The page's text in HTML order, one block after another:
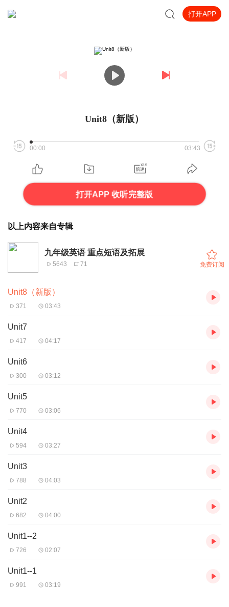
打开APP
Unit8（新版）
00:00 03:43
打开APP 收听完整版
以上内容来自专辑
九年级英语 重点短语及拓展
5643 71 免费订阅
Unit8（新版）
371 03:43
Unit7
417 04:17
Unit6
300 03:12
Unit5
770 03:06
Unit4
594 03:27
Unit3
788 04:03
Unit2
682 04:00
Unit1--2
726 02:07
Unit1--1
991 03:19